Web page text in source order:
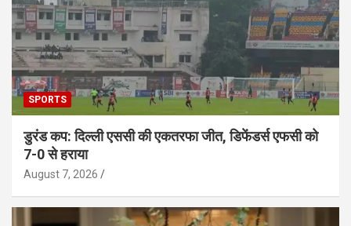
SPORTS
डुरंड कप: दिल्ली एससी की एकतरफा जीत, डिफेंडर्स एफसी को
7-0 से हराया
August 7, 2026